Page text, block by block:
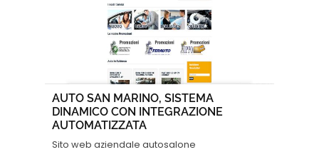
AUTO SAN MARINO, SISTEMA
DINAMICO CON INTEGRAZIONE
AUTOMATIZZATA
Sito web aziendale autosalone